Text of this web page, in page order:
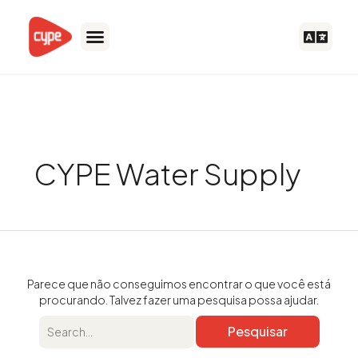
conteúdo
CYPE Water Supply
Parece que não conseguimos encontrar o que você está
procurando. Talvez fazer uma pesquisa possa ajudar.